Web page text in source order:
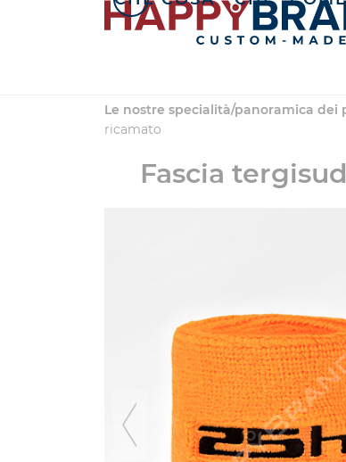
Le nostre specialità/panoramica dei
ricamato
Fascia